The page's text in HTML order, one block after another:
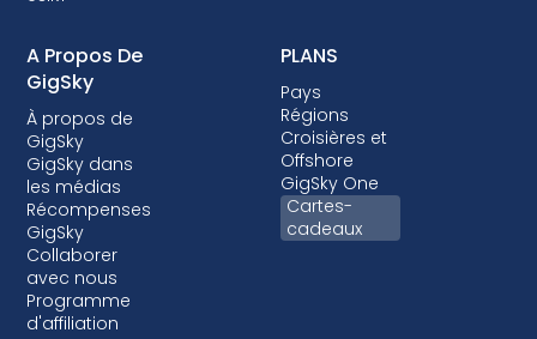
A Propos De
GigSky
À propos de
GigSky
GigSky dans
les médias
Récompenses
GigSky
Collaborer
avec nous
Programme
d'affiliation
PLANS
Pays
Régions
Croisières et
Offshore
GigSky One
Cartes-
cadeaux